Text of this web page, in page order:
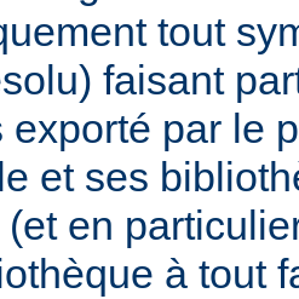
tout
faisant
exporté par le
et ses
en
à tout